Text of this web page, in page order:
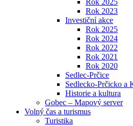
Rok 2025
Rok 2023
Investiční akce
Rok 2025
Rok 2024
Rok 2022
Rok 2021
Rok 2020
Sedlec-Prčice
Sedlecko-Prčicko a
Historie a kultura
Gobec – Mapový server
Volný čas a turismus
Turistika